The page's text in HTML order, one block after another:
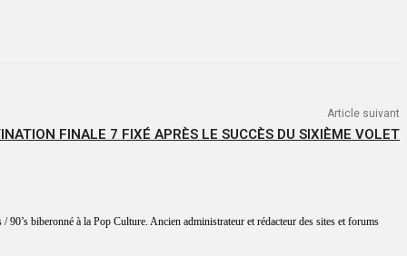
Article suivant
FINALE 7 FIXÉ APRÈS LE SUCCÈS DU SIXIÈME VOLET
biberonné à la Pop Culture. Ancien administrateur et rédacteur des sites et forums